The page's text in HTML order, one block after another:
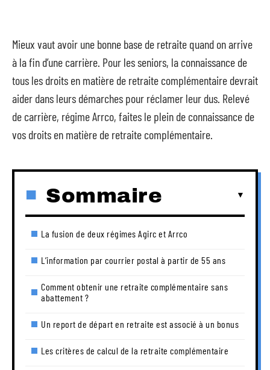
Mieux vaut avoir une bonne base de retraite quand on arrive
à la fin d’une carrière. Pour les seniors, la connaissance de
tous les droits en matière de retraite complémentaire devrait
aider dans leurs démarches pour réclamer leur dus. Relevé
de carrière, régime Arrco, faites le plein de connaissance de
vos droits en matière de retraite complémentaire.
Sommaire
La fusion de deux régimes Agirc et Arrco
L’information par courrier postal à partir de 55 ans
Comment obtenir une retraite complémentaire sans
abattement ?
Un report de départ en retraite est associé à un bonus
Les critères de calcul de la retraite complémentaire